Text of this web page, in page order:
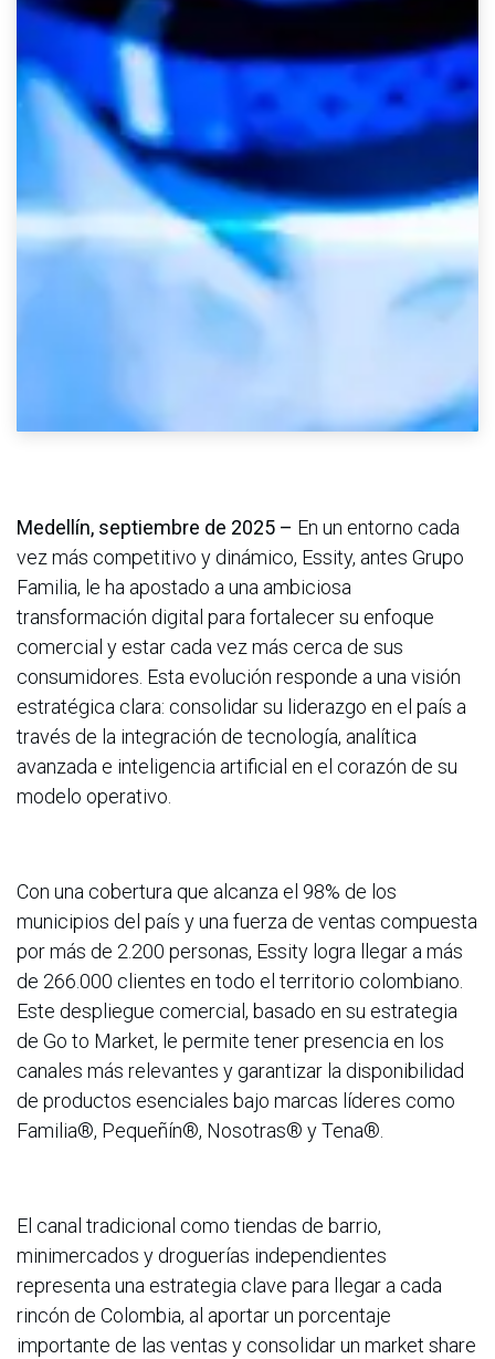
Medellín, septiembre de 2025 – En un entorno cada
vez más competitivo y dinámico, Essity, antes Grupo
Familia, le ha apostado a una ambiciosa
transformación digital para fortalecer su enfoque
comercial y estar cada vez más cerca de sus
consumidores. Esta evolución responde a una visión
estratégica clara: consolidar su liderazgo en el país a
través de la integración de tecnología, analítica
avanzada e inteligencia artificial en el corazón de su
modelo operativo.
Con una cobertura que alcanza el 98% de los
municipios del país y una fuerza de ventas compuesta
por más de 2.200 personas, Essity logra llegar a más
de 266.000 clientes en todo el territorio colombiano.
Este despliegue comercial, basado en su estrategia
de Go to Market, le permite tener presencia en los
canales más relevantes y garantizar la disponibilidad
de productos esenciales bajo marcas líderes como
Familia®, Pequeñín®, Nosotras® y Tena®.
El canal tradicional como tiendas de barrio,
minimercados y droguerías independientes
representa una estrategia clave para llegar a cada
rincón de Colombia, al aportar un porcentaje
importante de las ventas y consolidar un market share